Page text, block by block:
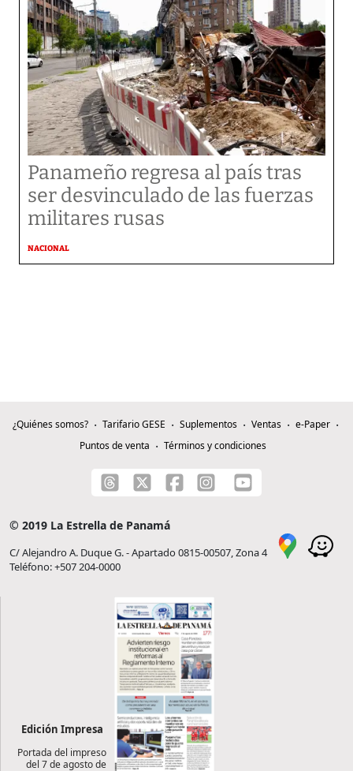
Panameño regresa al país tras
ser desvinculado de las fuerzas
militares rusas
NACIONAL
¿Quiénes somos? Tarifario GESE Suplementos Ventas
e-Paper
Puntos de venta
Términos y condiciones
© 2019 La Estrella de Panamá
C/ Alejandro A. Duque G. - Apartado 0815-00507, Zona 4
Teléfono: +507 204-0000
Edición Impresa
Portada del impreso
del 7 de agosto de